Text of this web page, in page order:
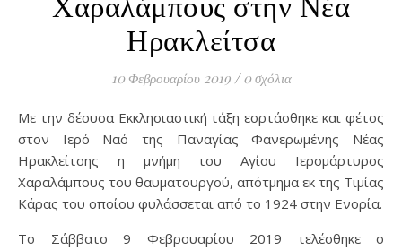
Ηρακλείτσα
10 Φεβρουαρίου 2019 / 0 σχόλια
Με την δέουσα Εκκλησιαστική τάξη εορτάσθηκε και φέτος
στον Ιερό Ναό της Παναγίας Φανερωμένης Νέας
Ηρακλείτσης η μνήμη του Αγίου Ιερομάρτυρος
Χαραλάμπους του θαυματουργού, απότμημα εκ της Τιμίας
Κάρας του οποίου φυλάσσεται από το 1924 στην Ενορία.
Το Σάββατο 9 Φεβρουαρίου 2019 τελέσθηκε ο